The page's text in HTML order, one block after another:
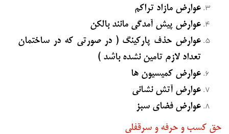
عوارض مازاد تراکم
عوارض پیش آمدگی مانند بالکن
عوارض حذف پارکینگ ( در صورتی که در ساختمان
تعداد لازم تامین نشده باشد )
عوارض کمیسیون ها
عوارض آتش نشانی
عوارض فضای سبز
حق کسب و حرفه و سرقفلی